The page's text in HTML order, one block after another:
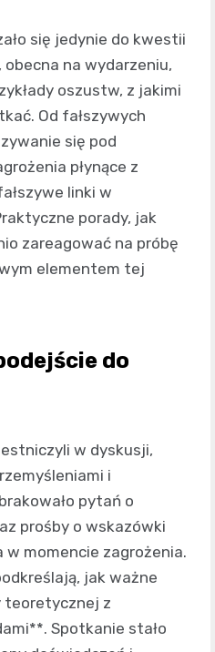
się jedynie do kwestii
na wydarzeniu,
oszustw, z jakimi
Od fałszywych
się pod
płynące z
linki w
porady, jak
zareagować na próbę
elementem tej
do
w dyskusji,
i
pytań o
prośby o wskazówki
momencie zagrożenia.
jak ważne
teoretycznej z
Spotkanie stało